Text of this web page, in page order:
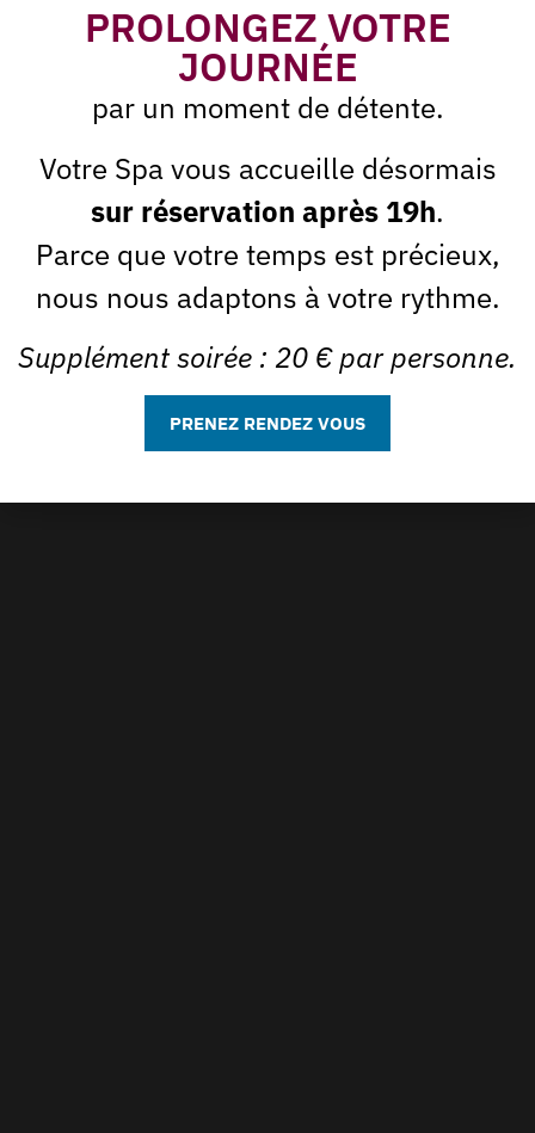
PROLONGEZ VOTRE
JOURNÉE
par un moment de détente.
Votre Spa vous accueille désormais
sur réservation après 19h.
Parce que votre temps est précieux,
nous nous adaptons à votre rythme.
Supplément soirée : 20 € par personne.
PRENEZ RENDEZ VOUS